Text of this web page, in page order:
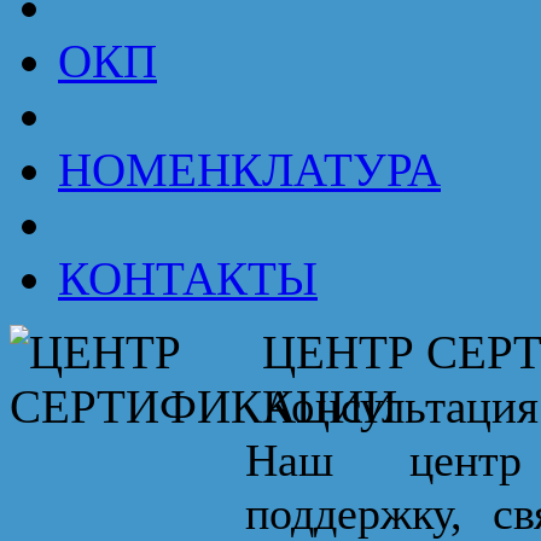
ОКП
НОМЕНКЛАТУРА
КОНТАКТЫ
ЦЕНТР
Наш центр
поддержку,